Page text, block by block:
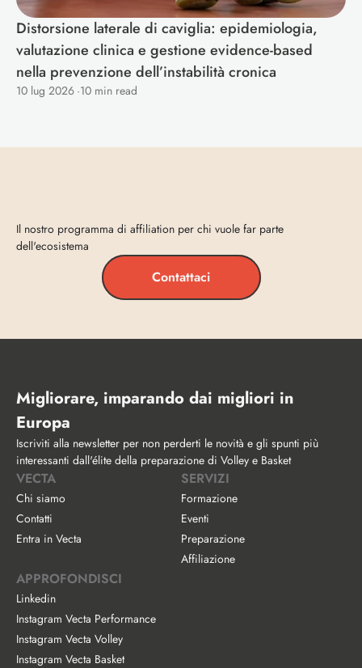
Distorsione laterale di caviglia: epidemiologia,
valutazione clinica e gestione evidence-based
nella prevenzione dell’instabilità cronica
10 lug 2026 ·10 min read
Il nostro programma di affiliation per chi vuole far parte
dell'ecosistema
Contattaci
Migliorare, imparando dai migliori in
Europa
Iscriviti alla newsletter per non perderti le novità e gli spunti più
interessanti dall'élite della preparazione di Volley e Basket
VECTA
Chi siamo
Contatti
Entra in Vecta
SERVIZI
Formazione
Eventi
Preparazione
Affiliazione
APPROFONDISCI
Linkedin
Instagram Vecta Performance
Instagram Vecta Volley
Instagram Vecta Basket